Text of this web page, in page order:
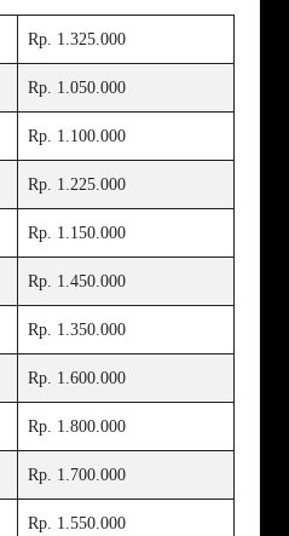
Rp. 1.325.000
Rp. 1.050.000
Rp. 1.100.000
Rp. 1.225.000
Rp. 1.150.000
Rp. 1.450.000
Rp. 1.350.000
Rp. 1.600.000
Rp. 1.800.000
Rp. 1.700.000
Rp. 1.550.000